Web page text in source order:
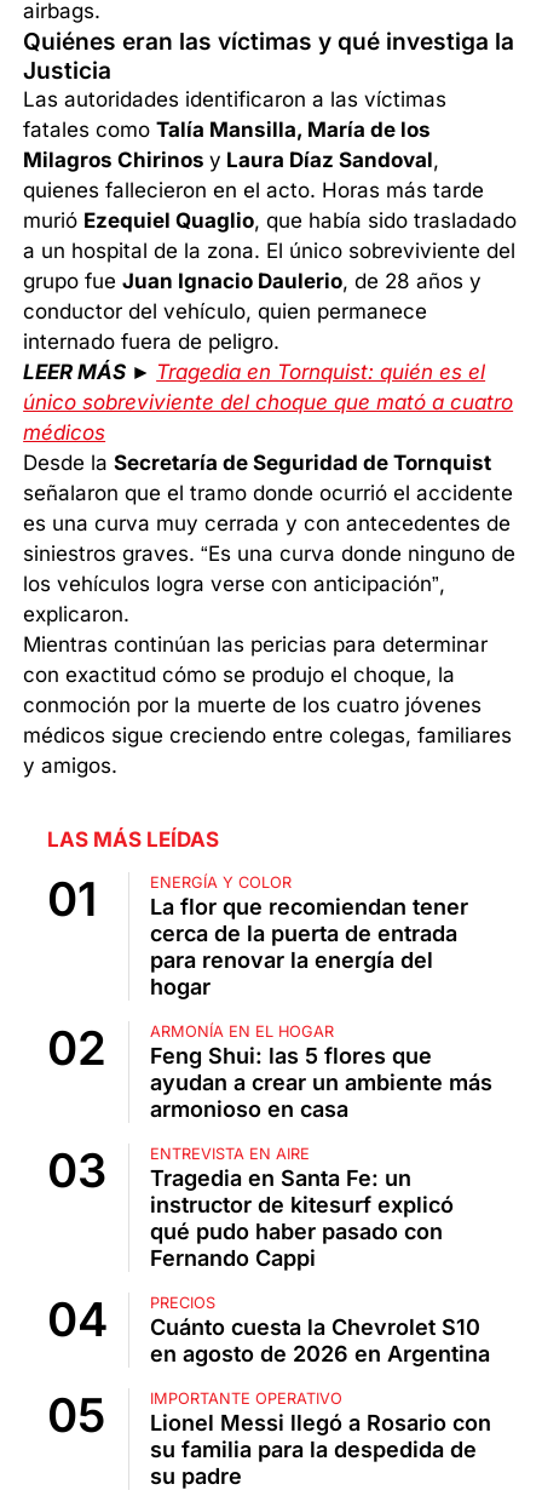
airbags.
Quiénes eran las víctimas y qué investiga la
Justicia
Las autoridades identificaron a las víctimas
fatales comoTalía Mansilla, María de los
Milagros Chirinosy Laura Díaz Sandoval,
quienes fallecieron en el acto. Horas más tarde
murió Ezequiel Quaglio, que había sido trasladado
a un hospital de la zona. El único sobreviviente del
grupo fueJuan Ignacio Daulerio, de 28 años y
conductor del vehículo, quien permanece
internado fuera de peligro.
LEER MÁS ► Tragedia en Tornquist: quién es el
único sobreviviente del choque que mató a cuatro
médicos
Desde laSecretaría de Seguridad de Tornquist
señalaron que el tramo donde ocurrió el accidente
es una curva muy cerrada y con antecedentes de
siniestros graves. “Es una curva donde ninguno de
los vehículos logra verse con anticipación”,
explicaron.
Mientras continúan las pericias para determinar
con exactitud cómo se produjo el choque, la
conmoción por la muerte de los cuatro jóvenes
médicos sigue creciendo entre colegas, familiares
y amigos.
LAS MÁS LEÍDAS
ENERGÍA Y COLOR
La flor que recomiendan tener
cerca de la puerta de entrada
para renovar la energía del
hogar
ARMONÍA EN EL HOGAR
Feng Shui: las 5 flores que
ayudan a crear un ambiente más
armonioso en casa
ENTREVISTA EN AIRE
Tragedia en Santa Fe: un
instructor de kitesurf explicó
qué pudo haber pasado con
Fernando Cappi
PRECIOS
Cuánto cuesta la Chevrolet S10
en agosto de 2026 en Argentina
IMPORTANTE OPERATIVO
Lionel Messi llegó a Rosario con
su familia para la despedida de
su padre